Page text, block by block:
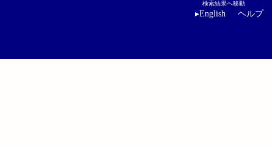
検索結果へ移動
▸English ヘルプ